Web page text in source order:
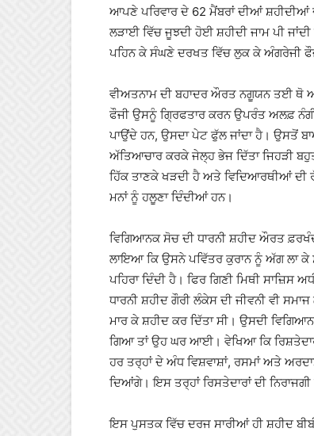
ਆਪਣੇ ਪਰਿਵਾਰ ਦੇ 62 ਮੈਂਬਰਾਂ ਦੀਆਂ ਸ਼ਹੀਦੀਆਂ
ਲੜਾਈ ਵਿੱਚ ਜੂਝਦੀ ਹੋਈ ਸ਼ਹੀਦੀ ਜਾਮ ਪੀ
ਪਹਿਨ ਕੇ ਸੰਘਣੇ ਦਰਖਤ ਵਿੱਚ ਲੁਕ ਕੇ ਅੰਗਰੇਜੀ
ਵੀਅਤਨਾਮ ਦੀ ਬਹਾਦਰ ਔਰਤ ਨਗੂਯਨ ਤਈ ਥੋ
ਫੌਜੀ ਉਸਨੂੰ ਗ੍ਰਿਫਤਾਰ ਕਰਨ ਉਪਰੰਤ ਅਲਫ਼
ਪਾਉਂਦੇ ਹਨ, ਉਸਦਾ ਪੇਟ ਫੁੱਲ ਜਾਂਦਾ ਹੈ। ਉਸਤੋਂ
ਅੱਤਿਆਚਾਰ ਕਰਕੇ ਜੇਲ੍ਹ ਭੇਜ ਦਿੱਤਾ ਜਿਹੜੀ
ਹਿੱਕ ਤਾਣਕੇ ਖੜਦੀ ਹੈ ਅਤੇ ਵਿਦਿਆਰਥੀਆਂ
ਮਨਾਂ ਨੂੰ ਹਲੂਣਾ ਦਿੰਦੀਆਂ ਹਨ।
ਵਿਗਿਆਨਕ ਸੋਚ ਦੀ ਧਾਰਨੀ ਸ਼ਹੀਦ ਔਰਤ
ਲਾਇਆ ਕਿ ਉਸਨੇ ਪਵਿੱਤਰ ਕੁਰਾਨ ਨੂੰ ਅੱਗ ਲਾ ਕੇ
ਪਹਿਰਾ ਦਿੰਦੀ ਹੈ। ਫਿਰ ਗਿਣੀ ਮਿਥੀ
ਧਾਰਨੀ ਸ਼ਹੀਦ ਗੌਰੀ ਲੰਕੇਸ ਦੀ ਜੀਵਨੀ ਵੀ
ਮਾਰ ਕੇ ਸ਼ਹੀਦ ਕਰ ਦਿੱਤਾ ਸੀ। ਉਸਦੀ
ਗਿਆ ਤਾਂ ਉਹ ਘਰ ਆਈ। ਵੇਖਿਆ ਕਿ
ਹਰ ਤਰ੍ਹਾਂ ਦੇ ਅੰਧ ਵਿਸ਼ਵਾਸ਼ਾਂ, ਰਸਮਾਂ ਅਤੇ
ਦਿਆਂਗੇ। ਇਸ ਤਰ੍ਹਾਂ ਰਿਸਤੇਦਾਰਾਂ ਦੀ
ਇਸ ਪੁਸਤਕ ਵਿੱਚ ਦਰਜ ਸਾਰੀਆਂ ਹੀ ਸ਼ਹੀਦ